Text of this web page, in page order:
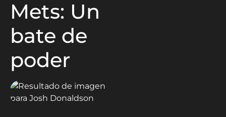
Mets: Un
bate de
poder